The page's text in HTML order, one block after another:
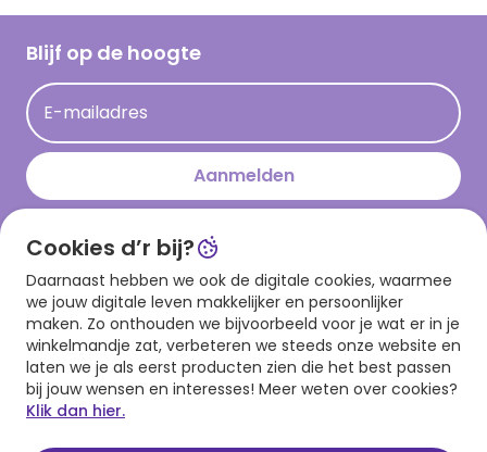
Hallmark Kaartclub
Acties
Persberichten
Cadeau inspiratie
Op kamp gedichten en versjes
Leuke en grappige op kamp teksten
kamppost inspiratie
Blijf op de hoogte
E-mailadres
Aanmelden
Download onze app
Cookies d’r bij?
Daarnaast hebben we ook de digitale cookies, waarmee
we jouw digitale leven makkelijker en persoonlijker
maken. Zo onthouden we bijvoorbeeld voor je wat er in je
winkelmandje zat, verbeteren we steeds onze website en
laten we je als eerst producten zien die het best passen
bij jouw wensen en interesses! Meer weten over cookies?
Klik dan hier.